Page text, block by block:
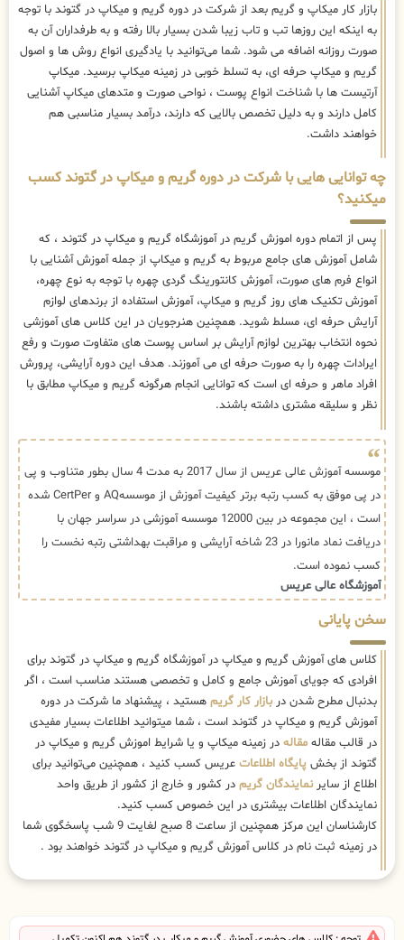
بازار کار میکاپ و گریم بعد از شرکت در دوره گریم و میکاپ در گتوند با توجه
به اینکه این روزها تب و تاب زیبا شدن بسیار بالا رفته و به طرفداران آن به
صورت روزانه اضافه می شود. شما می‌توانید با یادگیری انواع روش ها و اصول
گریم و میکاپ حرفه ای، به تسلط خوبی در زمینه میکاپ برسید. میکاپ
آرتیست ها با شناخت انواع پوست ، نواحی صورت و متدهای میکاپ آشنایی
کامل دارند و به دلیل تخصص بالایی که دارند، درآمد بسیار مناسبی هم
خواهند داشت.
چه توانایی هایی با شرکت در دوره گریم و میکاپ در گتوند کسب
میکنید؟
پس از اتمام دوره اموزش گریم در آموزشگاه گریم و میکاپ در گتوند ، که
شامل آموزش های جامع مربوط به گریم و میکاپ از جمله آموزش آشنایی با
انواع فرم های صورت، آموزش کانتورینگ گردی چهره با توجه به نوع چهره،
آموزش تکنیک های روز گریم و میکاپ، آموزش استفاده از برندهای لوازم
آرایش حرفه ای، مسلط شوید. همچنین هنرجویان در این کلاس های آموزشی
نحوه انتخاب بهترین لوازم آرایش بر اساس پوست های متفاوت صورت و رفع
ایرادات چهره را به صورت حرفه ای می آموزند. هدف این دوره آرایشی، پرورش
افراد ماهر و حرفه ای است که توانایی انجام هرگونه گریم و میکاپ مطابق با
نظر و سلیقه مشتری داشته باشند.
موسسه آموزش عالی عریس از سال 2017 به مدت 4 سال بطور متناوب و پی
در پی موفق به کسب رتبه برتر کیفیت آموزش از موسسهAQ و CertPer شده
است ، این مجموعه در بین 12000 موسسه آموزشی در سراسر جهان با
دریافت نماد مانورا در 23 شاخه آرایشی و مراقبت بهداشتی رتبه نخست را
کسب نموده است.
آموزشگاه عالی عریس
سخن پایانی
کلاس های آموزش گریم و میکاپ در آموزشگاه گریم و میکاپ در گتوند برای
افرادی که جویای آموزش جامع و کامل و تخصصی هستند مناسب است ، اگر
بدنبال مطرح شدن دربازار کار گریم هستید ، پیشنهاد ما شرکت در دوره
آموزش گریم و میکاپ در گتوند است ، شما میتوانید اطلاعات بسیار مفیدی
در قالب مقاله مقاله در زمینه میکاپ و یا شرایط اموزش گریم و میکاپ در
گتوند از بخش پایگاه اطلاعات عریس کسب کنید ، همچنین می‌توانید برای
اطلاع از سایرنمایندگان گریم در کشور و خارج از کشور از طریق واحد
نمایندگان اطلاعات بیشتری در این خصوص کسب کنید.
کارشناسان این مرکز همچنین از ساعت 8 صبح لغایت 9 شب پاسخگوی شما
در زمینه ثبت نام در کلاس آموزش گریم و میکاپ در گتوند خواهند بود .